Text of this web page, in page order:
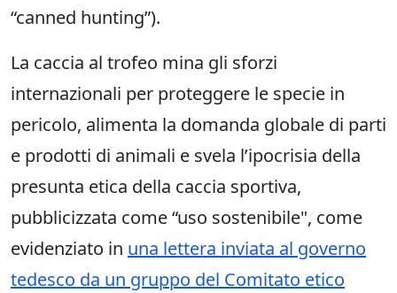
“canned hunting”).
La caccia al trofeo mina gli sforzi
internazionali per proteggere le specie in
pericolo, alimenta la domanda globale di parti
e prodotti di animali e svela l’ipocrisia della
presunta etica della caccia sportiva,
pubblicizzata come “uso sostenibile", come
evidenziato in una lettera inviata al governo
tedesco da un gruppo del Comitato etico